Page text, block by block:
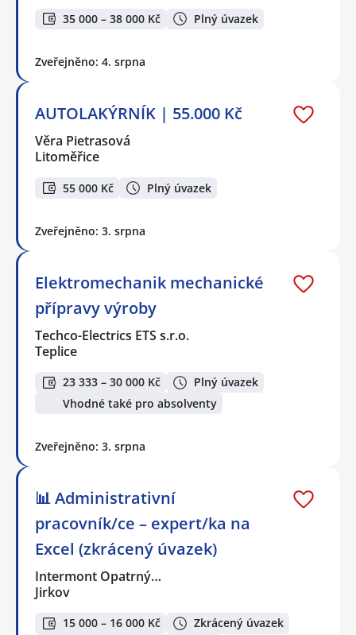
35 000 – 38 000 Kč Plný úvazek
Zveřejněno: 4. srpna
AUTOLAKÝRNÍK | 55.000 Kč
Věra Pietrasová
Litoměřice
55 000 Kč Plný úvazek
Zveřejněno: 3. srpna
Elektromechanik mechanické
přípravy výroby
Techco-Electrics ETS s.r.o.
Teplice
23 333 – 30 000 Kč
Plný úvazek
Vhodné také pro absolventy
Zveřejněno: 3. srpna
📊 Administrativní
pracovník/ce – expert/ka na
Excel (zkrácený úvazek)
Intermont Opatrný…
Jirkov
15 000 – 16 000 Kč
Zkrácený úvazek